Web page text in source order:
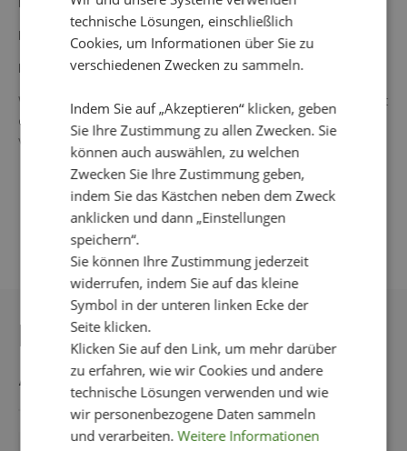
Farbe: schwarz/mehrfarbig
Material: 95 % Polyester, 5 % Elastan
Waschanleitung: 30° Feinwäsche, auf links waschen, nicht
einweichen, kein Wäschetrockner, keine Bleichmittel
verwenden, nicht bügeln, nicht chemisch reinigen.
DAS KÖNNTE IHNEN
AUCH GEFALLEN
technische Lösungen, einschließlich
Cookies, um Informationen über Sie zu
verschiedenen Zwecken zu sammeln.
Indem Sie auf „Akzeptieren“ klicken, geben
Sie Ihre Zustimmung zu allen Zwecken. Sie
können auch auswählen, zu welchen
Zwecken Sie Ihre Zustimmung geben,
indem Sie das Kästchen neben dem Zweck
anklicken und dann „Einstellungen
speichern“.
Sie können Ihre Zustimmung jederzeit
widerrufen, indem Sie auf das kleine
Symbol in der unteren linken Ecke der
Seite klicken.
Klicken Sie auf den Link, um mehr darüber
zu erfahren, wie wir Cookies und andere
technische Lösungen verwenden und wie
wir personenbezogene Daten sammeln
und verarbeiten.Weitere Informationen